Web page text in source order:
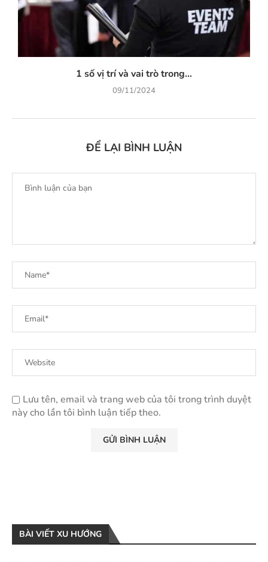
1 số vị trí và vai trò trong...
09/11/2024
ĐỂ LẠI BÌNH LUẬN
Lưu tên, email và trang web của tôi trong trình duyệt
này cho lần tôi bình luận tiếp theo.
BÀI VIẾT XU HƯỚNG